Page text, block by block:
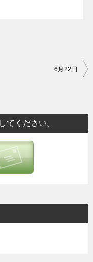
6月22日
てください。